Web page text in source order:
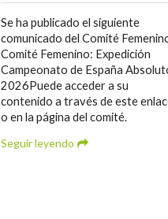
Se ha publicado el siguiente
comunicado del Comité
Comité Femenino: Expedición
Campeonato de España
2026Puede acceder a su
contenido a través de este
o en la página del comité.
Seguir leyendo